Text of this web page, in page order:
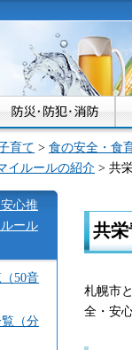
育て > 食の安全・食
イルールの紹介 > 共
心推
ール
50音
（分
共
札幌市と
全・安